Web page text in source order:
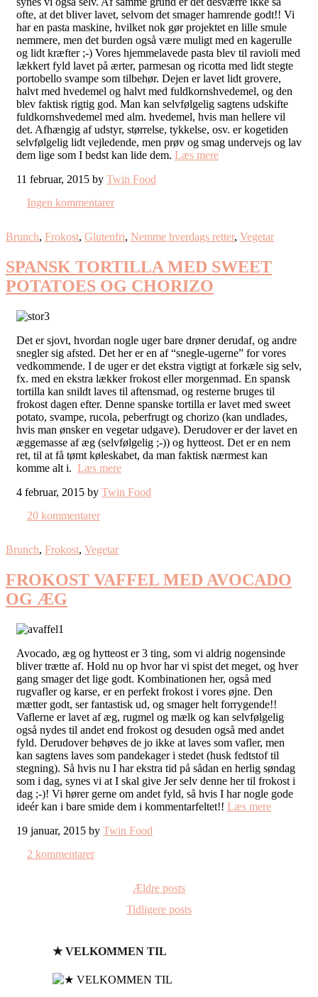
ofte, at det bliver lavet, selvom det smager hamrende godt!! Vi
har en pasta maskine, hvilket nok gør projektet en lille smule
nemmere, men det burden også være muligt med en kagerulle
og lidt kræfter ;-) Vores hjemmelavede pasta blev til ravioli med
lækkert fyld lavet på ærter, parmesan og ricotta med lidt stegte
portobello svampe som tilbehør. Dejen er lavet lidt grovere,
halvt med hvedemel og halvt med fuldkornshvedemel, og den
blev faktisk rigtig god. Man kan selvfølgelig sagtens udskifte
fuldkornshvedemel med alm. hvedemel, hvis man hellere vil
det. Afhængig af udstyr, størrelse, tykkelse, osv. er kogetiden
selvfølgelig lidt vejledende, men prøv og smag undervejs og lav
dem lige som I bedst kan lide dem. Læs mere
11 februar, 2015 by Twin Food
Ingen kommentarer
Brunch, Frokost, Glutenfri, Nemme hverdags retter, Vegetar
SPANSK TORTILLA MED SWEET
POTATOES OG CHORIZO
Det er sjovt, hvordan nogle uger bare drøner derudaf, og andre
snegler sig afsted. Det her er en af “snegle-ugerne” for vores
vedkommende. I de uger er det ekstra vigtigt at forkæle sig selv,
fx. med en ekstra lækker frokost eller morgenmad. En spansk
tortilla kan snildt laves til aftensmad, og resterne bruges til
frokost dagen efter. Denne spanske tortilla er lavet med sweet
potato, svampe, rucola, peberfrugt og chorizo (kan undlades,
hvis man ønsker en vegetar udgave). Derudover er der lavet en
æggemasse af æg (selvfølgelig ;-)) og hytteost. Det er en nem
ret, til at få tømt køleskabet, da man faktisk nærmest kan
komme alt i. Læs mere
4 februar, 2015 by Twin Food
20 kommentarer
Brunch, Frokost, Vegetar
FROKOST VAFFEL MED AVOCADO
OG ÆG
Avocado, æg og hytteost er 3 ting, som vi aldrig nogensinde
bliver trætte af. Hold nu op hvor har vi spist det meget, og hver
gang smager det lige godt. Kombinationen her, også med
rugvafler og karse, er en perfekt frokost i vores øjne. Den
mætter godt, ser fantastisk ud, og smager helt forrygende!!
Vaflerne er lavet af æg, rugmel og mælk og kan selvfølgelig
også nydes til andet end frokost og desuden også med andet
fyld. Derudover behøves de jo ikke at laves som vafler, men
kan sagtens laves som pandekager i stedet (husk fedtstof til
stegning). Så hvis nu I har ekstra tid på sådan en herlig søndag
som i dag, synes vi at I skal give Jer selv denne her til frokost i
dag ;-)! Vi hører gerne om andet fyld, så hvis I har nogle gode
ideér kan i bare smide dem i kommentarfeltet!! Læs mere
19 januar, 2015 by Twin Food
2 kommentarer
Ældre posts
Tidligere posts
★ VELKOMMEN TIL